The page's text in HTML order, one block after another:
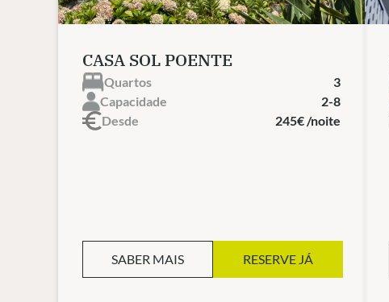
CASA SOL POENTE
Quartos
3
Capacidade
2-8
Desde
245€ /noite
SABER MAIS RESERVE JÁ